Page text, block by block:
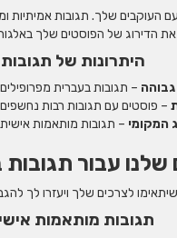
העוקבים שלך. תגובות
את הדירוג של הפוסטים שלך
היתרונות של
גבוהה – תגובות בעברית מפרופילים
– פוסטים עם תגובות רבות
המקומי – תגובות מותאמות
שלנו עבור
שיתאימו לצרכים שלך ויעזרו לך
תגובות מותאמות